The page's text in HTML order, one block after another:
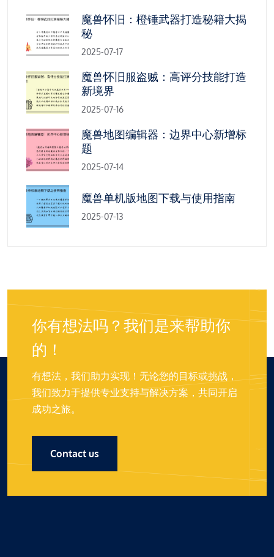
魔兽怀旧：橙锤武器打造秘籍大揭
秘
2025-07-17
魔兽怀旧服盗贼：高评分技能打造
新境界
2025-07-16
魔兽地图编辑器：边界中心新增标
题
2025-07-14
魔兽单机版地图下载与使用指南
2025-07-13
你有想法吗？我们是来帮助你
的！
有想法，我们助力实现！无论您的目标或挑战，
我们致力于提供专业支持与解决方案，共同开启
成功之旅。
Contact us